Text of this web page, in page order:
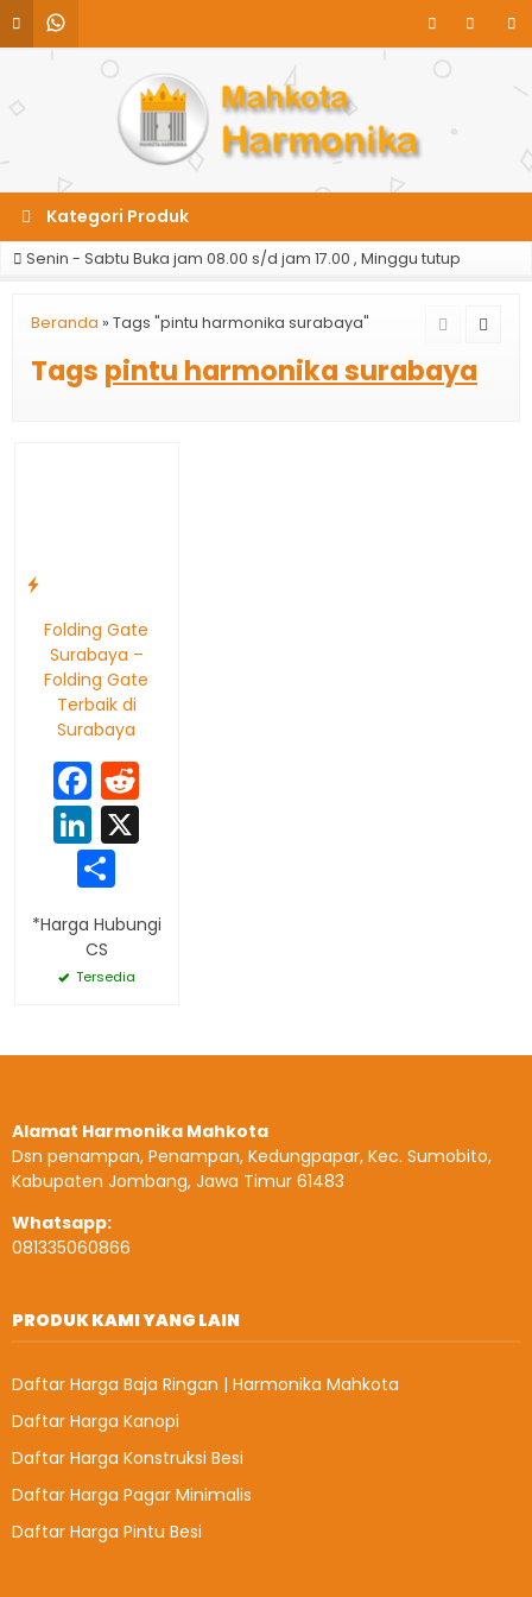
Kategori Produk
Senin - Sabtu Buka jam 08.00 s/d jam 17.00 , Minggu tutup
Beranda » Tags "pintu harmonika surabaya"
Tags pintu harmonika surabaya
Folding Gate
Surabaya –
Folding Gate
Terbaik di
Surabaya
Facebook
LinkedIn
*Harga Hubungi
CS
Tersedia
Alamat Harmonika Mahkota
Dsn penampan, Penampan, Kedungpapar, Kec. Sumobito,
Kabupaten Jombang, Jawa Timur 61483
Whatsapp:
081335060866
PRODUK KAMI YANG LAIN
Daftar Harga Baja Ringan | Harmonika Mahkota
Daftar Harga Kanopi
Daftar Harga Konstruksi Besi
Daftar Harga Pagar Minimalis
Daftar Harga Pintu Besi